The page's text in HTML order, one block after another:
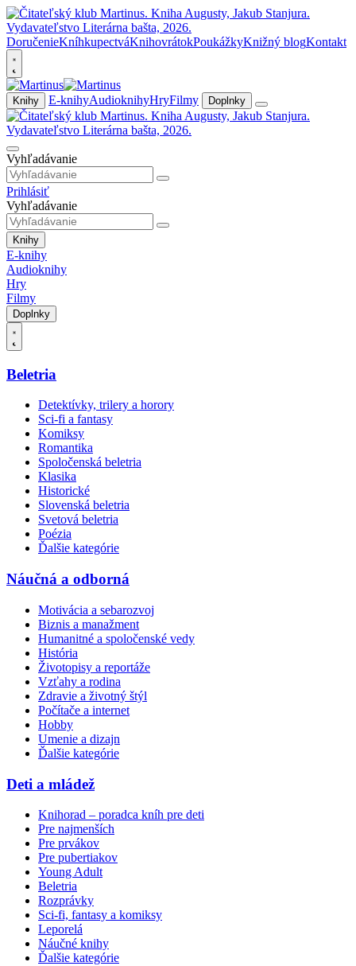
DoručenieKníhkupectváKnihovrátokPoukážkyKnižný blogKontakt
Knihy E-knihyAudioknihyHryFilmy Doplnky
Vyhľadávanie
Prihlásiť
Vyhľadávanie
Knihy
E-knihy
Audioknihy
Hry
Filmy
Doplnky
Beletria
Detektívky, trilery a horory
Sci-fi a fantasy
Komiksy
Romantika
Spoločenská beletria
Klasika
Historické
Slovenská beletria
Svetová beletria
Poézia
Ďalšie kategórie
Náučná a odborná
Motivácia a sebarozvoj
Biznis a manažment
Humanitné a spoločenské vedy
História
Životopisy a reportáže
Vzťahy a rodina
Zdravie a životný štýl
Počítače a internet
Hobby
Umenie a dizajn
Ďalšie kategórie
Deti a mládež
Knihorad – poradca kníh pre deti
Pre najmenších
Pre prvákov
Pre pubertiakov
Young Adult
Beletria
Rozprávky
Sci-fi, fantasy a komiksy
Leporelá
Náučné knihy
Ďalšie kategórie